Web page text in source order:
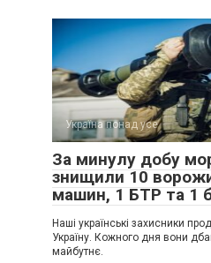
Україна понад усе
За минулу добу
знищили 10
машин, 1 БТР та 1
Наші українські захисники
Україну. Кожного дня вони
майбутнє.